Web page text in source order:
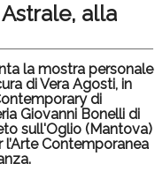
alla
la mostra personale
di Vera Agosti, in
di
Giovanni Bonelli di
sull'Oglio (Mantova)
Contemporanea